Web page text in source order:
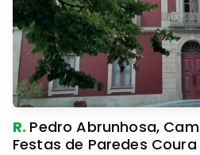
R. Pedro Abrunhosa,
Festas de Paredes Coura